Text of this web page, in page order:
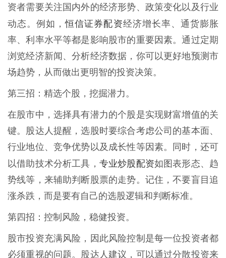
资者需要关注国内外的经济形势、政策变化以及行业
动态。例如，恒信证券配资经济增长率、通货膨胀
率、利率水平等都是影响股市的重要因素。通过定期
浏览经济新闻、分析经济数据，你可以更好地预测市
场趋势，从而做出更明智的投资决策。
第三招：精选个股，挖掘潜力。
在股市中，选择具有潜力的个股是实现财富增值的关
键。股达人提醒，选股时要综合考虑公司的基本面、
行业地位、竞争优势以及成长性等因素。同时，还可
以借助技术分析工具， 专业炒股配资如图表形态、趋
势线等，来辅助判断股票的走势。记住，不要盲目追
涨杀跌，而是要有自己的选股逻辑和判断标准。
第四招：控制风险，稳健投资。
股市投资充满风险，因此风险控制是每一位投资者都
必须重视的问题。股达人建议，可以通过分散投资来